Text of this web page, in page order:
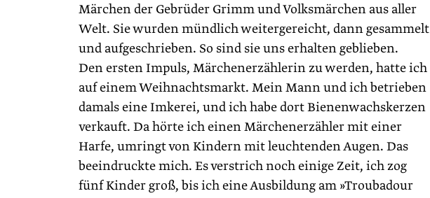
Märchen der Gebrüder Grimm und Volksmärchen aus aller
Welt. Sie wurden mündlich weitergereicht, dann gesammelt
und aufgeschrieben. So sind sie uns erhalten geblieben.
Den ersten Impuls, Märchenerzählerin zu werden, hatte ich
auf einem Weihnachtsmarkt. Mein Mann und ich betrieben
damals eine Imkerei, und ich habe dort Bienenwachskerzen
verkauft. Da hörte ich einen Märchenerzähler mit einer
Harfe, umringt von Kindern mit leuchtenden Augen. Das
beeindruckte mich. Es verstrich noch einige Zeit, ich zog
fünf Kinder groß, bis ich eine Ausbildung am »Troubadour